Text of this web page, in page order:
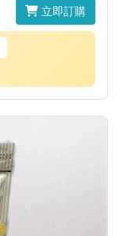
立即訂購